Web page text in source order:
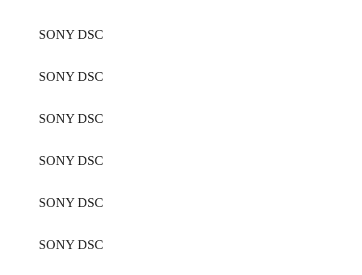
SONY DSC
SONY DSC
SONY DSC
SONY DSC
SONY DSC
SONY DSC